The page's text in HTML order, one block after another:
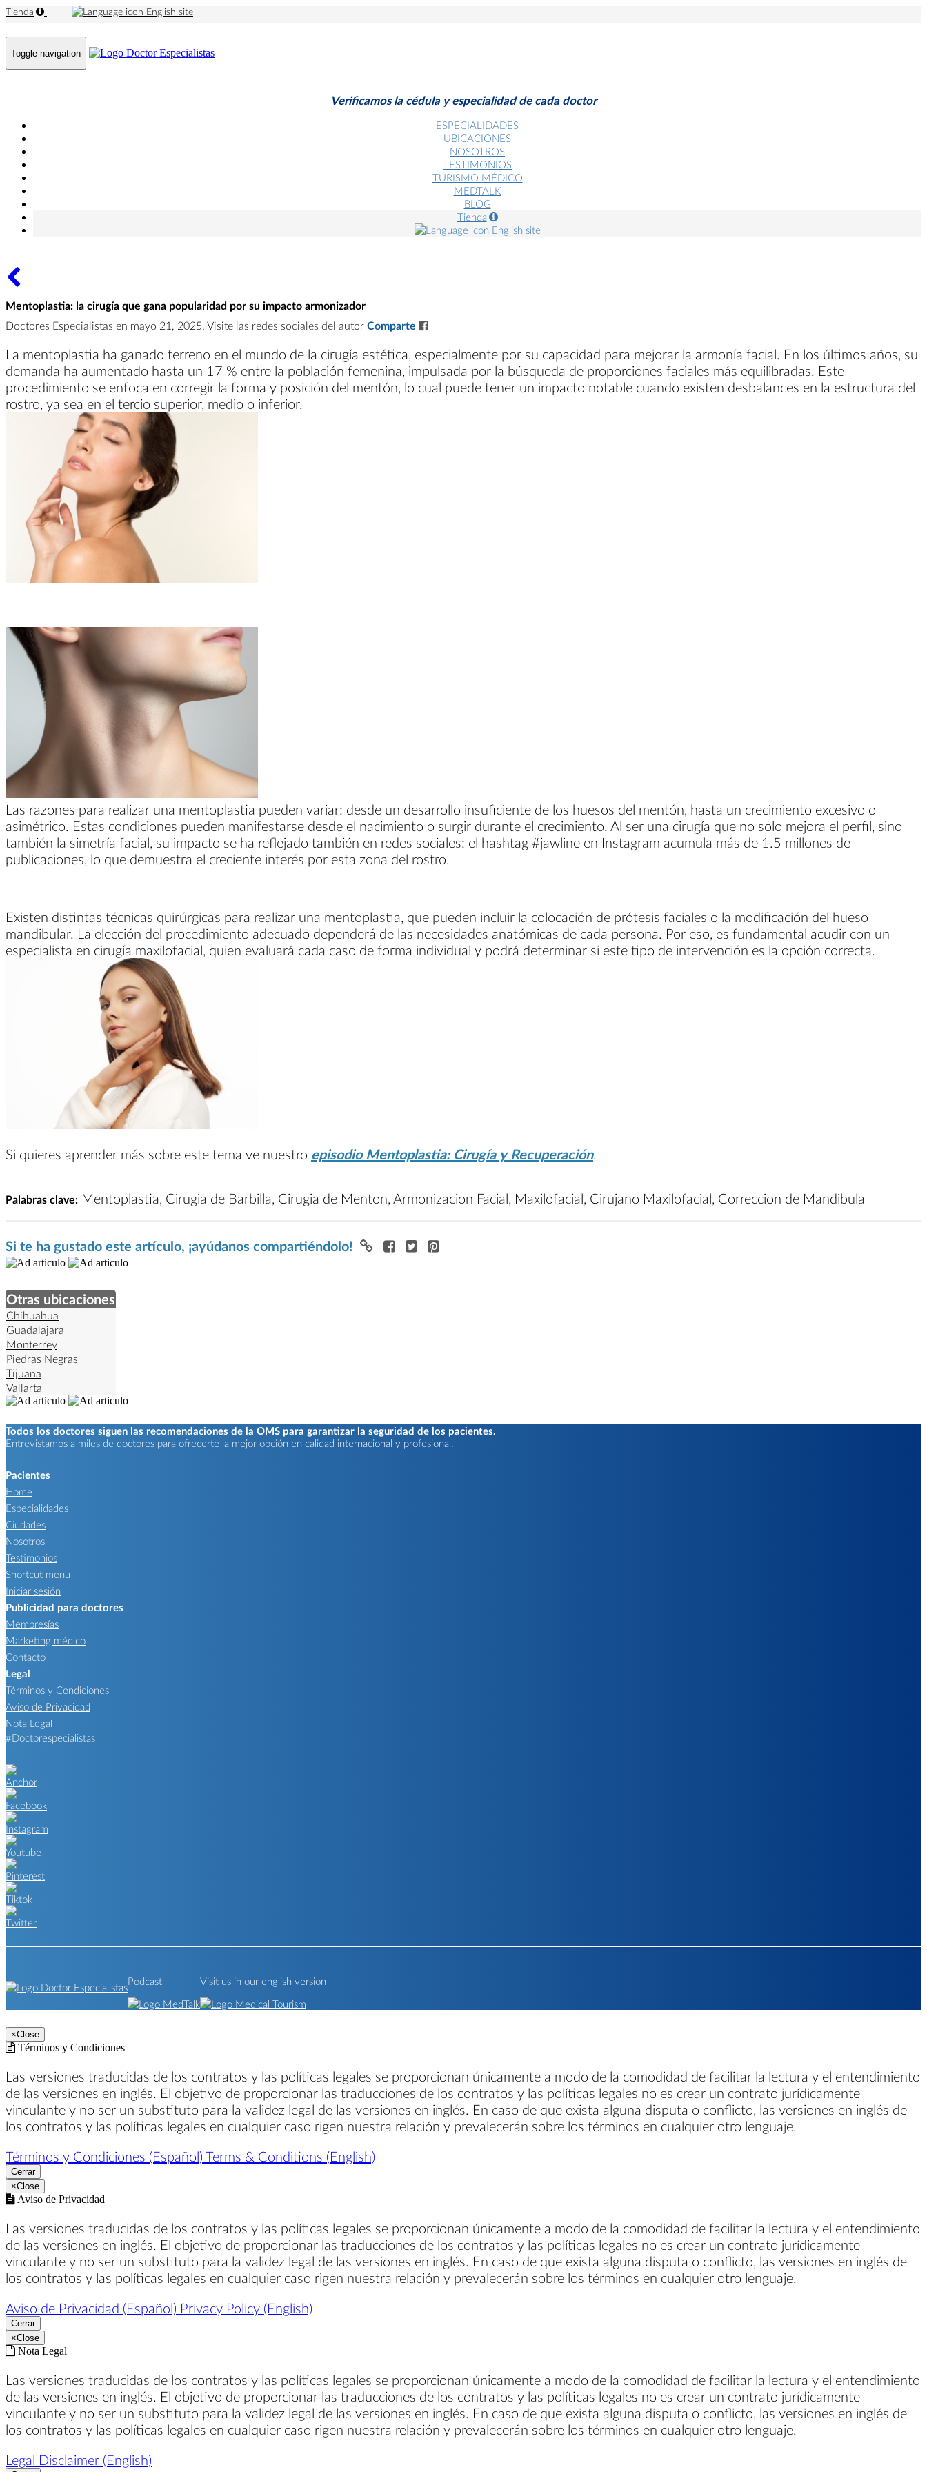
Tienda English site
Toggle navigation
Verificamos la cédula y especialidad de cada doctor
ESPECIALIDADES
UBICACIONES
NOSOTROS
TESTIMONIOS
TURISMO MÉDICO
MEDTALK
BLOG
Tienda
English site
Mentoplastia: la cirugía que gana popularidad por su impacto armonizador
Doctores Especialistas en mayo 21, 2025. Visite las redes sociales del autor Comparte
La mentoplastia ha ganado terreno en el mundo de la cirugía estética, especialmente por su capacidad para mejorar la armonía facial. En los últimos años, su
demanda ha aumentado hasta un 17 % entre la población femenina, impulsada por la búsqueda de proporciones faciales más equilibradas. Este
procedimiento se enfoca en corregir la forma y posición del mentón, lo cual puede tener un impacto notable cuando existen desbalances en la estructura del
rostro, ya sea en el tercio superior, medio o inferior.
Las razones para realizar una mentoplastia pueden variar: desde un desarrollo insuficiente de los huesos del mentón, hasta un crecimiento excesivo o
asimétrico. Estas condiciones pueden manifestarse desde el nacimiento o surgir durante el crecimiento. Al ser una cirugía que no solo mejora el perfil, sino
también la simetría facial, su impacto se ha reflejado también en redes sociales: el hashtag #jawline en Instagram acumula más de 1.5 millones de
publicaciones, lo que demuestra el creciente interés por esta zona del rostro.
Existen distintas técnicas quirúrgicas para realizar una mentoplastia, que pueden incluir la colocación de prótesis faciales o la modificación del hueso
mandibular. La elección del procedimiento adecuado dependerá de las necesidades anatómicas de cada persona. Por eso, es fundamental acudir con un
especialista en cirugía maxilofacial, quien evaluará cada caso de forma individual y podrá determinar si este tipo de intervención es la opción correcta.
Si quieres aprender más sobre este tema ve nuestro episodio Mentoplastia: Cirugía y Recuperación.
Palabras clave: Mentoplastia, Cirugia de Barbilla, Cirugia de Menton, Armonizacion Facial, Maxilofacial, Cirujano Maxilofacial, Correccion de Mandibula
Si te ha gustado este artículo, ¡ayúdanos compartiéndolo!
Otras ubicaciones
Chihuahua
Guadalajara
Monterrey
Piedras Negras
Tijuana
Vallarta
Todos los doctores siguen las recomendaciones de la OMS para garantizar la seguridad de los pacientes.
Entrevistamos a miles de doctores para ofrecerte la mejor opción en calidad internacional y profesional.
Pacientes
Home
Especialidades
Ciudades
Nosotros
Testimonios
Shortcut menu
Iniciar sesión
Publicidad para doctores
Membresías
Marketing médico
Contacto
Legal
Términos y Condiciones
Aviso de Privacidad
Nota Legal
#Doctorespecialistas
Podcast Visit us in our english version
×Close
Términos y Condiciones
Las versiones traducidas de los contratos y las políticas legales se proporcionan únicamente a modo de la comodidad de facilitar la lectura y el entendimiento
de las versiones en inglés. El objetivo de proporcionar las traducciones de los contratos y las políticas legales no es crear un contrato jurídicamente
vinculante y no ser un substituto para la validez legal de las versiones en inglés. En caso de que exista alguna disputa o conflicto, las versiones en inglés de
los contratos y las políticas legales en cualquier caso rigen nuestra relación y prevalecerán sobre los términos en cualquier otro lenguaje.
Términos y Condiciones (Español) Terms & Conditions (English)
Cerrar
×Close
Aviso de Privacidad
Las versiones traducidas de los contratos y las políticas legales se proporcionan únicamente a modo de la comodidad de facilitar la lectura y el entendimiento
de las versiones en inglés. El objetivo de proporcionar las traducciones de los contratos y las políticas legales no es crear un contrato jurídicamente
vinculante y no ser un substituto para la validez legal de las versiones en inglés. En caso de que exista alguna disputa o conflicto, las versiones en inglés de
los contratos y las políticas legales en cualquier caso rigen nuestra relación y prevalecerán sobre los términos en cualquier otro lenguaje.
Aviso de Privacidad (Español) Privacy Policy (English)
Cerrar
×Close
Nota Legal
Las versiones traducidas de los contratos y las políticas legales se proporcionan únicamente a modo de la comodidad de facilitar la lectura y el entendimiento
de las versiones en inglés. El objetivo de proporcionar las traducciones de los contratos y las políticas legales no es crear un contrato jurídicamente
vinculante y no ser un substituto para la validez legal de las versiones en inglés. En caso de que exista alguna disputa o conflicto, las versiones en inglés de
los contratos y las políticas legales en cualquier caso rigen nuestra relación y prevalecerán sobre los términos en cualquier otro lenguaje.
Legal Disclaimer (English)